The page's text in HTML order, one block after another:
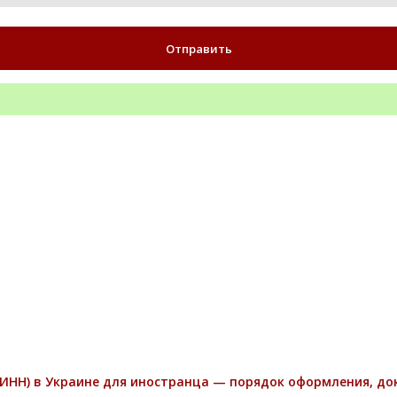
в Украине для иностранца — порядок оформления,